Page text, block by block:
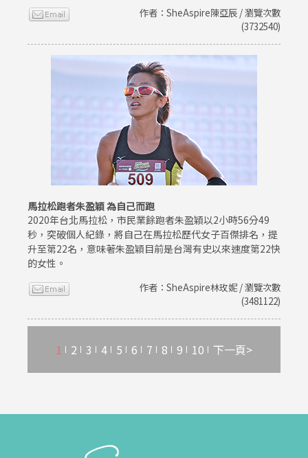
作者：SheAspire陳亞辰 / 瀏覽次數
(3732540)
馬拉松跑者朱盈穎 為自己而跑
2020年台北馬拉松，市民業餘跑者朱盈穎以2小時56分49
秒，突破個人紀錄，將自己在馬拉松歷代女子百傑排名，提
升至第22名，意味著朱盈穎目前是台灣有史以來速度第22快
的女性。
作者：SheAspire林玫妮 / 瀏覽次數
(3481122)
1 2 3 4 5 6 7 8 9 10 下一頁>